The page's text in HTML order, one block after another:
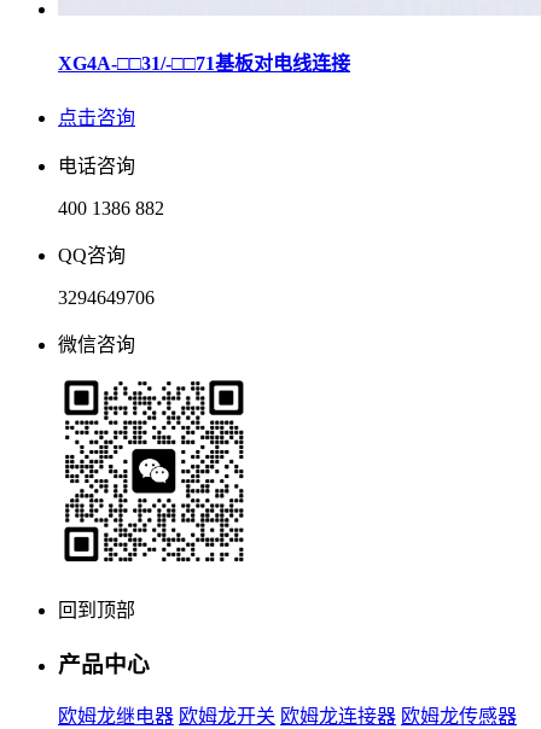
XG4A-□□31/-□□71基板对电线连接
点击咨询
电话咨询
400 1386 882
QQ咨询
3294649706
微信咨询
回到顶部
产品中心
欧姆龙继电器 欧姆龙开关 欧姆龙连接器 欧姆龙传感器